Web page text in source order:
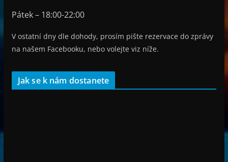
Pátek – 18:00-22:00
V ostatní dny dle dohody, prosím pište rezervace do zprávy
na našem Facebooku, nebo volejte viz níže.
Jak se k nám dostanete